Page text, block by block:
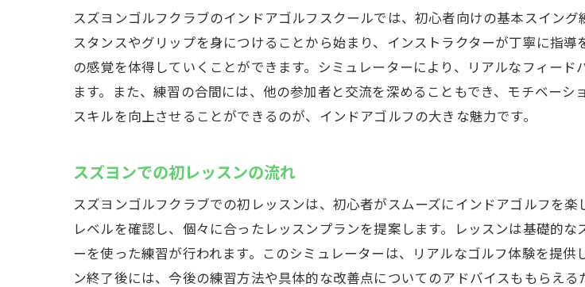
スズヨンでの初心者の声
入会前に知っておきたいこと
初心者向けのカリキュラム
初めてのゴルフ体験を応援
スズヨンでの楽しいイベント
ゴルフを通じた交流の場
スズヨンのユニークな体験
リラックスできるゴルフ環境
スズヨンゴルフクラブのインドアゴルフスクールでは、初心者向けの基本スイン
スタンスやグリップを身につけることから始まり、インストラクターが丁寧に指
の感覚を体得していくことができます。シミュレーターにより、リアルなフィー
ます。また、練習の合間には、他の参加者と交流を深めることもでき、モチベー
スキルを向上させることができるのが、インドアゴルフの大きな魅力です。
スズヨンでの初レッスンの流れ
スズヨンゴルフクラブでの初レッスンは、初心者がスムーズにインドアゴルフを
レベルを確認し、個々に合ったレッスンプランを提案します。レッスンは基礎的
ーを使った練習が行われます。このシミュレーターは、リアルなゴルフ体験を提
ン終了後には、今後の練習方法や具体的な改善点についてのアドバイスももらえる